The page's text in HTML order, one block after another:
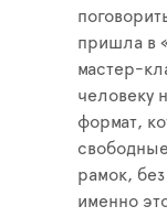
пришла в
мастер-
человеку
формат,
рамок,
именно